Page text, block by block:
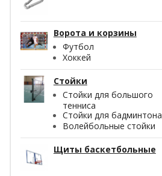
Ворота и корзины
Футбол
Хоккей
Стойки
Стойки для большого
тенниса
Стойки для бадминтона
Волейбольные стойки
Щиты баскетбольные